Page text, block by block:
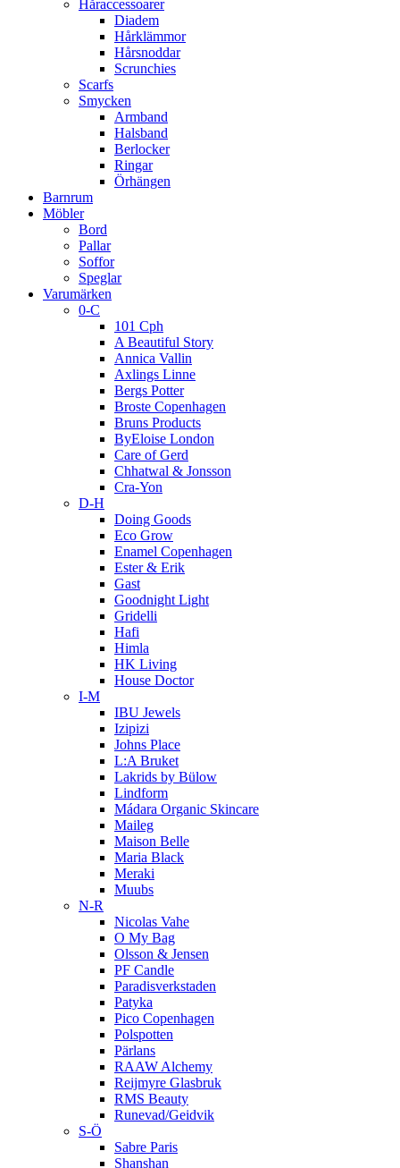
Håraccessoarer
Diadem
Hårklämmor
Hårsnoddar
Scrunchies
Scarfs
Smycken
Armband
Halsband
Berlocker
Ringar
Örhängen
Barnrum
Möbler
Bord
Pallar
Soffor
Speglar
Varumärken
0-C
101 Cph
A Beautiful Story
Annica Vallin
Axlings Linne
Bergs Potter
Broste Copenhagen
Bruns Products
ByEloise London
Care of Gerd
Chhatwal & Jonsson
Cra-Yon
D-H
Doing Goods
Eco Grow
Enamel Copenhagen
Ester & Erik
Gast
Goodnight Light
Gridelli
Hafi
Himla
HK Living
House Doctor
I-M
IBU Jewels
Izipizi
Johns Place
L:A Bruket
Lakrids by Bülow
Lindform
Mádara Organic Skincare
Maileg
Maison Belle
Maria Black
Meraki
Muubs
N-R
Nicolas Vahe
O My Bag
Olsson & Jensen
PF Candle
Paradisverkstaden
Patyka
Pico Copenhagen
Polspotten
Pärlans
RAAW Alchemy
Reijmyre Glasbruk
RMS Beauty
Runevad/Geidvik
S-Ö
Sabre Paris
Shanshan